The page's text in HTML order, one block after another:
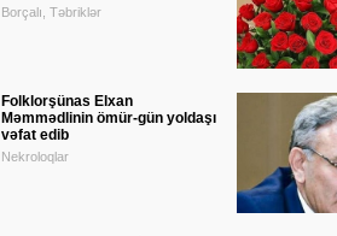
Borçalı, Təbriklər
Folklorşünas Elxan
Məmmədlinin ömür-gün yoldaşı
vəfat edib
Nekroloqlar